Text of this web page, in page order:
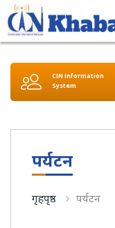
CIN Information
System
पर्यटन
गृहपृष्ठ पर्यटन